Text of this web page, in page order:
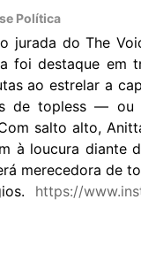
Política
jurada do The
foi destaque em
ao estrelar a
de topless — ou
salto alto,
à loucura diante
merecedora de
https://